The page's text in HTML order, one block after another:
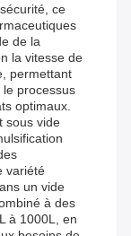
ce
de la
la vitesse de
permettant
processus
optimaux.
sous vide
variété
un vide
à des
à 1000L, en